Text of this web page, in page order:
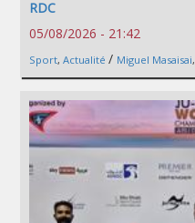
RDC
05/08/2026 - 21:42
Sport, Actualité / Miguel Masaisai,